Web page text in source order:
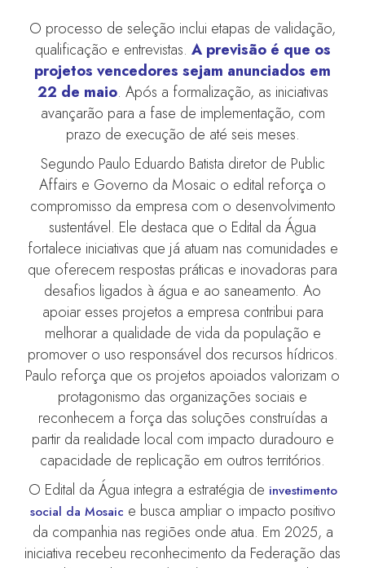
O processo de seleção inclui etapas de validação,
qualificação e entrevistas. A previsão é que os
projetos vencedores sejam anunciados em
22 de maio. Após a formalização, as iniciativas
avançarão para a fase de implementação, com
prazo de execução de até seis meses.
Segundo Paulo Eduardo Batista diretor de Public
Affairs e Governo da Mosaic o edital reforça o
compromisso da empresa com o desenvolvimento
sustentável. Ele destaca que o Edital da Água
fortalece iniciativas que já atuam nas comunidades e
que oferecem respostas práticas e inovadoras para
desafios ligados à água e ao saneamento. Ao
apoiar esses projetos a empresa contribui para
melhorar a qualidade de vida da população e
promover o uso responsável dos recursos hídricos.
Paulo reforça que os projetos apoiados valorizam o
protagonismo das organizações sociais e
reconhecem a força das soluções construídas a
partir da realidade local com impacto duradouro e
capacidade de replicação em outros territórios.
O Edital da Água integra a estratégia de investimento
social da Mosaic e busca ampliar o impacto positivo
da companhia nas regiões onde atua. Em 2025, a
iniciativa recebeu reconhecimento da Federação das